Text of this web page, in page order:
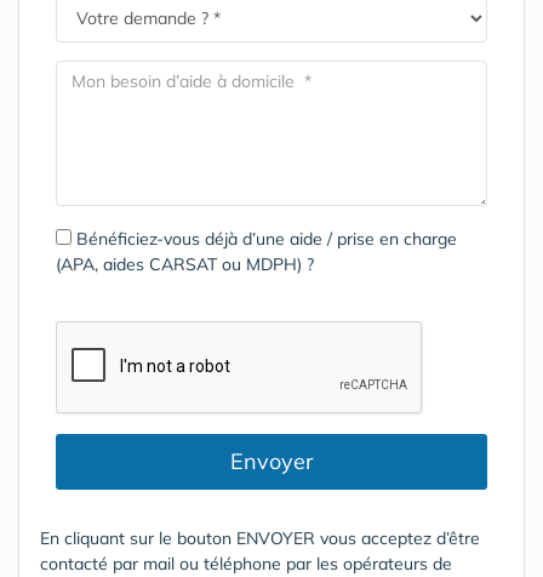
Bénéficiez-vous déjà d’une aide / prise en charge
(APA, aides CARSAT ou MDPH) ?
Envoyer
En cliquant sur le bouton ENVOYER vous acceptez d’être
contacté par mail ou téléphone par les opérateurs de